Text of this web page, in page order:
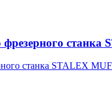
станка